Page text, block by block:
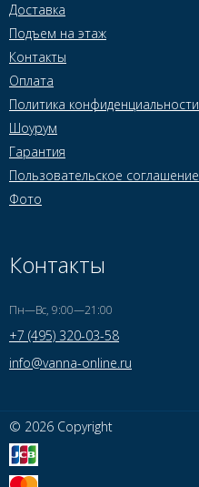
Доставка
Подъем на этаж
Контакты
Оплата
Политика конфиденциальности
Шоурум
Гарантия
Пользовательское соглашение
Фото
Контакты
Пн—Вс, 9:00—21:00
+7 (495) 320-03-58
info@vanna-online.ru
© 2026 Copyright